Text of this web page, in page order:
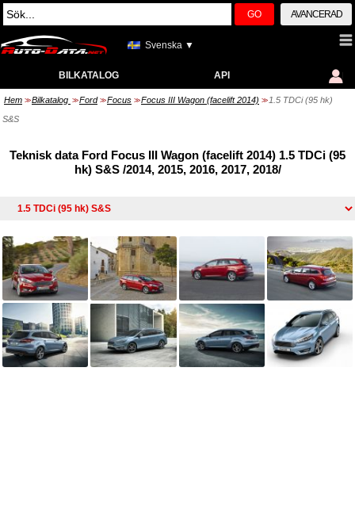
GO AVANCERAD
Svenska ▼
BILKATALOG API
Hem >> Bilkatalog >> Ford >> Focus >> Focus III Wagon (facelift 2014) >> 1.5 TDCi (95 hk)
S&S
Teknisk data Ford Focus III Wagon (facelift 2014) 1.5 TDCi (95
hk) S&S /2014, 2015, 2016, 2017, 2018/